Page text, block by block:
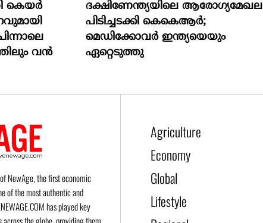
കെയർ
വൻ
ദക്ഷിണേന്ത്യയിലെ ആരോഗ്യമേഖല
പിടിച്ചടക്കി കെകെആർ;
മെഡിക്കോവർ ഇന്ത്യയെയും
ഏറ്റെടുത്തു
NewAge, the first economic
of the most authentic and
has played key
Agriculture
Economy
Global
Lifestyle